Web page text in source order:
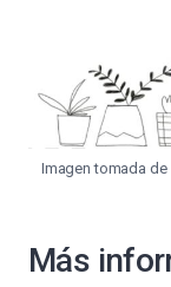
Imagen tomada de
Más